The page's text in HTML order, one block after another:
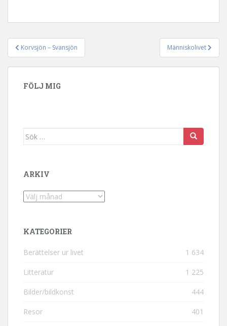
Inläggsnavigering
Korvsjön – Svansjön Människolivet
FÖLJ MIG
Sök efter:
ARKIV
Arkiv
KATEGORIER
Berättelser ur livet 1 634
Litteratur 1 225
Bilder/bildkonst 444
Resor 401